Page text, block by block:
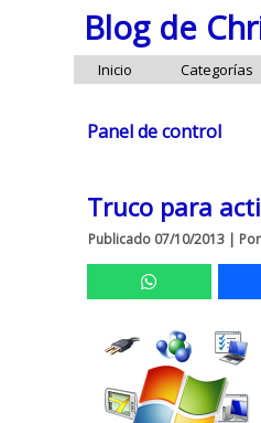
Blog de
Inicio Categorías
Panel de control
Truco para
Publicado 07/10/2013 | Por